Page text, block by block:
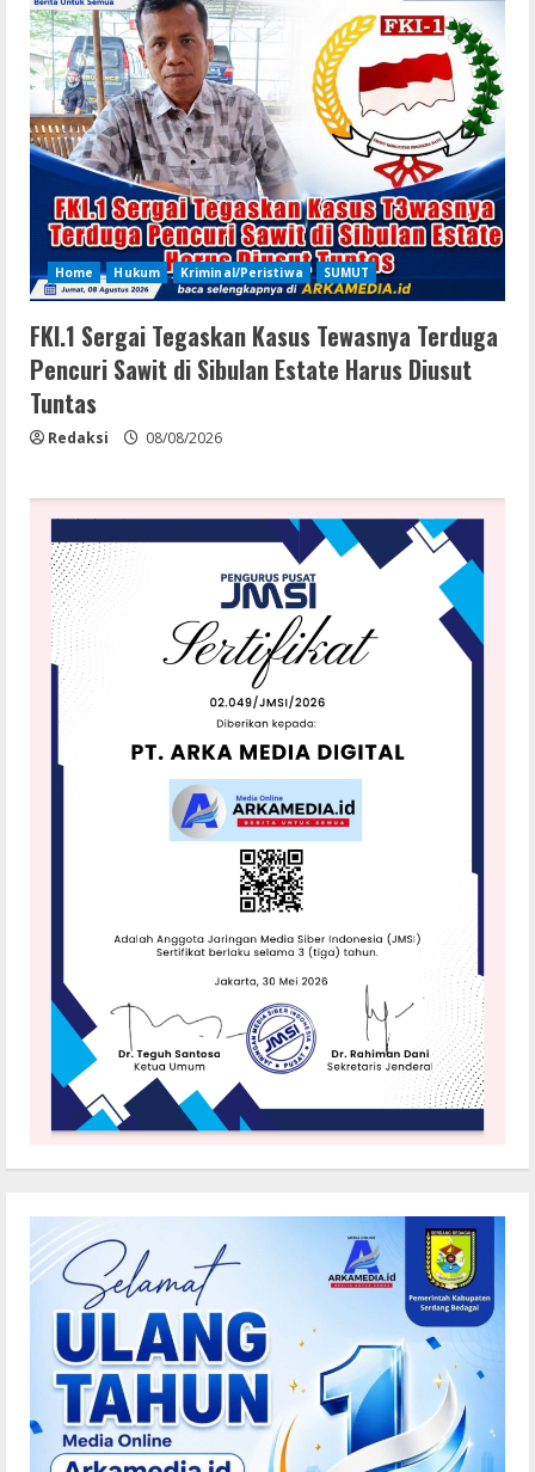
Home Hukum Kriminal/Peristiwa SUMUT
FKI.1 Sergai Tegaskan Kasus Tewasnya Terduga
Pencuri Sawit di Sibulan Estate Harus Diusut
Tuntas
Redaksi 08/08/2026